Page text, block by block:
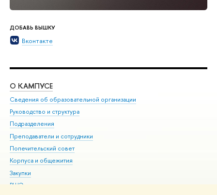
ДОБАВЬ ВЫШКУ
Вконтакте
О КАМПУСЕ
Сведения об образовательной организации
Руководство и структура
Подразделения
Преподаватели и сотрудники
Попечительский совет
Корпуса и общежития
Закупки
ВШЭ для студентов с ограниченными возможностями